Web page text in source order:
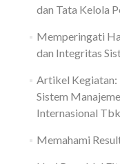
dan Tata Kelola
Memperingati
dan Integritas
Artikel Kegiatan:
Sistem
Internasional Tbk
Memahami